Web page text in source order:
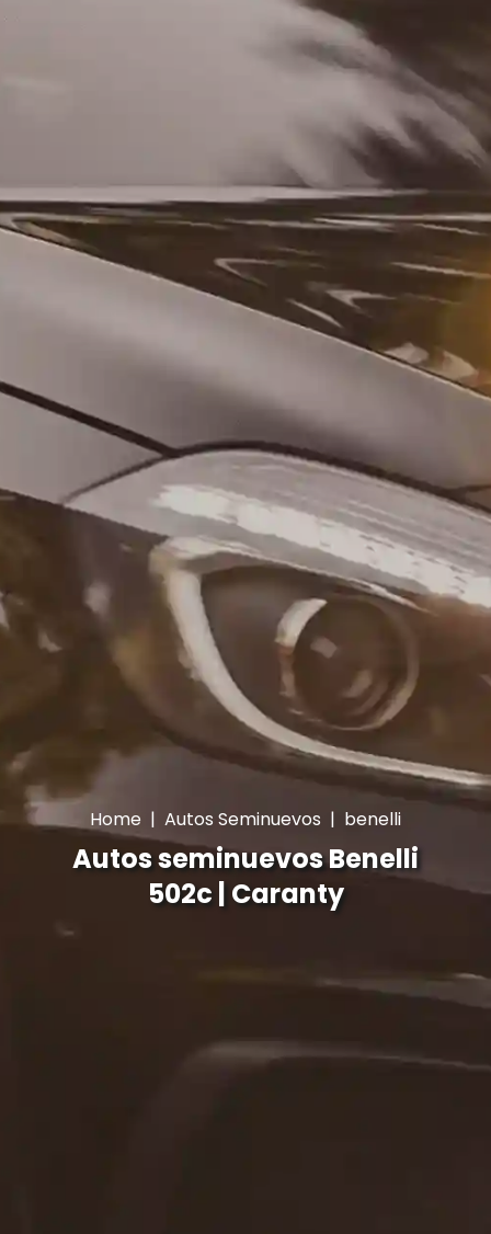
Home | Autos Seminuevos | benelli
Autos seminuevos Benelli
502c | Caranty